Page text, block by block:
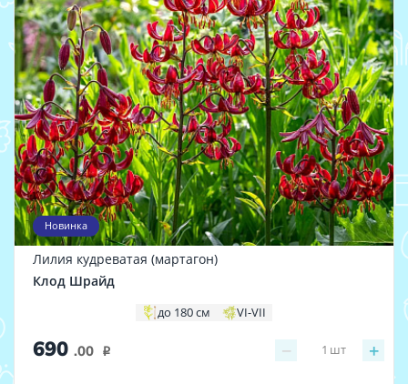
Новинка
Лилия кудреватая (мартагон)
Клод Шрайд
до 180 см VI-VII
690 .00 i − +
1 шт